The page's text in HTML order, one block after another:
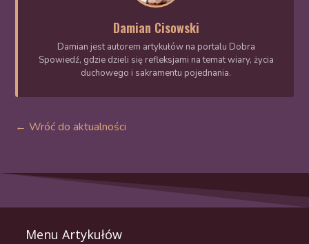
Damian Cisowski
Damian jest autorem artykułów na portalu Dobra
Spowiedź, gdzie dzieli się refleksjami na temat wiary, życia
duchowego i sakramentu pojednania.
← Wróć do aktualności
Menu Artykułów